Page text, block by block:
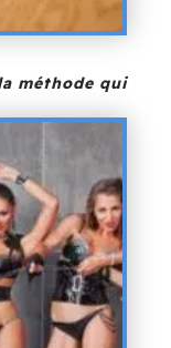
méthode qui